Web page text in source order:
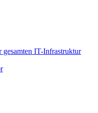
IT-Infrastruktur